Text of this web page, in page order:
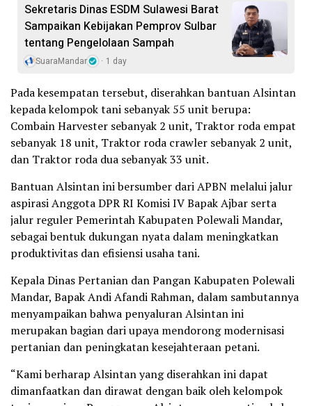
Sekretaris Dinas ESDM Sulawesi Barat
Sampaikan Kebijakan Pemprov Sulbar
tentang Pengelolaan Sampah
SuaraMandar 1 day
Pada kesempatan tersebut, diserahkan bantuan Alsintan
kepada kelompok tani sebanyak 55 unit berupa:
Combain Harvester sebanyak 2 unit, Traktor roda empat
sebanyak 18 unit, Traktor roda crawler sebanyak 2 unit,
dan Traktor roda dua sebanyak 33 unit.
Bantuan Alsintan ini bersumber dari APBN melalui jalur
aspirasi Anggota DPR RI Komisi IV Bapak Ajbar serta
jalur reguler Pemerintah Kabupaten Polewali Mandar,
sebagai bentuk dukungan nyata dalam meningkatkan
produktivitas dan efisiensi usaha tani.
Kepala Dinas Pertanian dan Pangan Kabupaten Polewali
Mandar, Bapak Andi Afandi Rahman, dalam sambutannya
menyampaikan bahwa penyaluran Alsintan ini
merupakan bagian dari upaya mendorong modernisasi
pertanian dan peningkatan kesejahteraan petani.
“Kami berharap Alsintan yang diserahkan ini dapat
dimanfaatkan dan dirawat dengan baik oleh kelompok